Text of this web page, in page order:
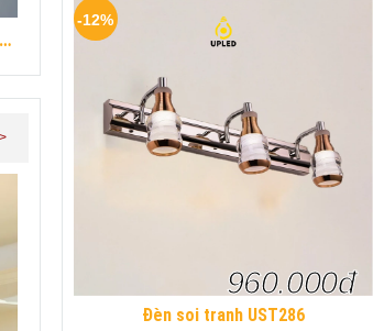
Đèn soi tranh UST286
960.000đ
-12%